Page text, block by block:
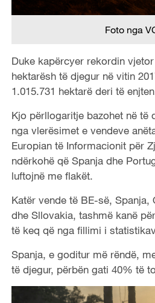
Foto nga
Duke kapërcyer rekordin
hektarësh të djegur në vitin
1.015.731 hektarë deri të
Kjo përllogaritje bazohet në të
nga vlerësimet e vendeve
Europian të Informacionit për
ndërkohë që Spanja dhe
luftojnë me flakët.
Katër vende të BE-së, Spanja,
dhe Sllovakia, tashmë kanë
të keq që nga fillimi i
Spanja, e goditur më rëndë,
të djegur, përbën gati 40% të